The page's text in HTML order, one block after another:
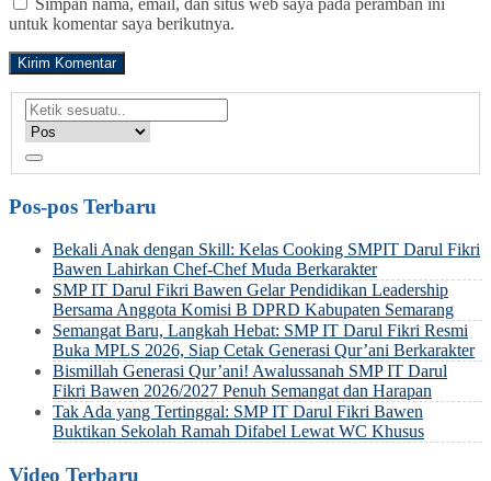
untuk komentar saya berikutnya.
Pos-pos Terbaru
Bekali Anak dengan Skill: Kelas Cooking SMPIT Darul Fikri
Bawen Lahirkan Chef-Chef Muda Berkarakter
SMP IT Darul Fikri Bawen Gelar Pendidikan Leadership
Bersama Anggota Komisi B DPRD Kabupaten Semarang
Semangat Baru, Langkah Hebat: SMP IT Darul Fikri Resmi
Buka MPLS 2026, Siap Cetak Generasi Qur’ani Berkarakter
Bismillah Generasi Qur’ani! Awalussanah SMP IT Darul
Fikri Bawen 2026/2027 Penuh Semangat dan Harapan
Tak Ada yang Tertinggal: SMP IT Darul Fikri Bawen
Buktikan Sekolah Ramah Difabel Lewat WC Khusus
Video Terbaru